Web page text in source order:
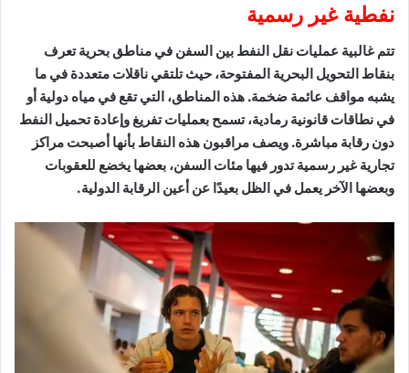
نفطية غير رسمية
تتم غالبية عمليات نقل النفط بين السفن في مناطق بحرية تعرف
بنقاط التحويل البحرية المفتوحة، حيث تلتقي ناقلات متعددة في ما
يشبه مواقف عائمة ضخمة. هذه المناطق، التي تقع في مياه دولية أو
في نطاقات قانونية رمادية، تسمح بعمليات تفريغ وإعادة تحميل النفط
دون رقابة مباشرة. ويصف مراقبون هذه النقاط بأنها أصبحت مراكز
تجارية غير رسمية تدور فيها مئات السفن، بعضها يخضع للعقوبات
وبعضها الآخر يعمل في الظل بعيدًا عن أعين الرقابة الدولية.